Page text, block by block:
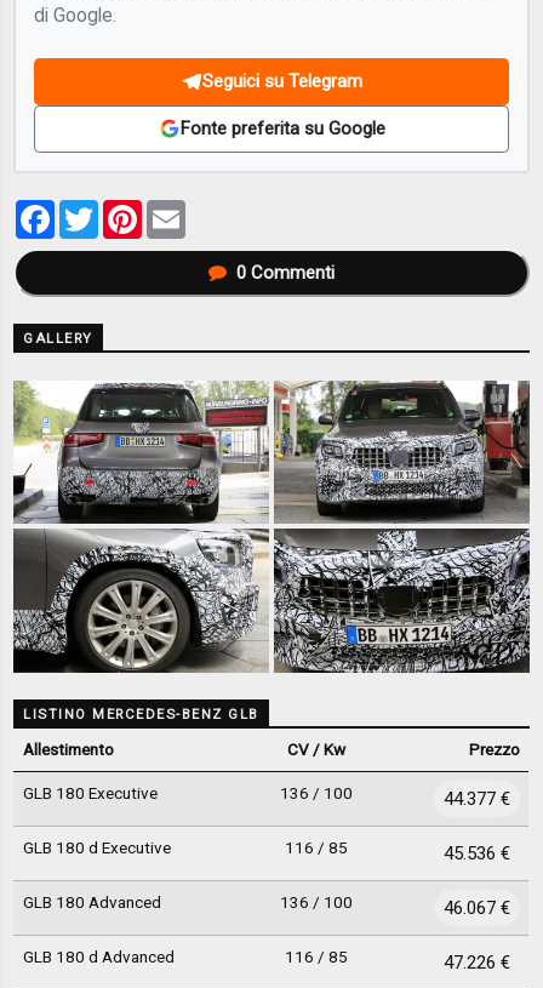
di Google.
Seguici su Telegram
Fonte preferita su Google
Facebook
TwitterPinterest
0Commenti
GALLERY
LISTINO MERCEDES-BENZ GLB
Allestimento CV / Kw Prezzo
GLB 180 Executive 136 / 100 44.377 €
GLB 180 d Executive 116 / 85 45.536 €
GLB 180 Advanced 136 / 100 46.067 €
GLB 180 d Advanced 116 / 85 47.226 €